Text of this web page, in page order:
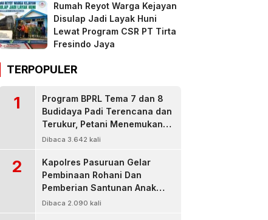
Rumah Reyot Warga Kejayan
Disulap Jadi Layak Huni
Lewat Program CSR PT Tirta
Fresindo Jaya
TERPOPULER
1
Program BPRL Tema 7 dan 8
Budidaya Padi Terencana dan
Terukur, Petani Menemukan
Penanggulangan Hama
Dibaca 3.642 kali
2
Kapolres Pasuruan Gelar
Pembinaan Rohani Dan
Pemberian Santunan Anak
Yatim untuk Tingkatkan
Dibaca 2.090 kali